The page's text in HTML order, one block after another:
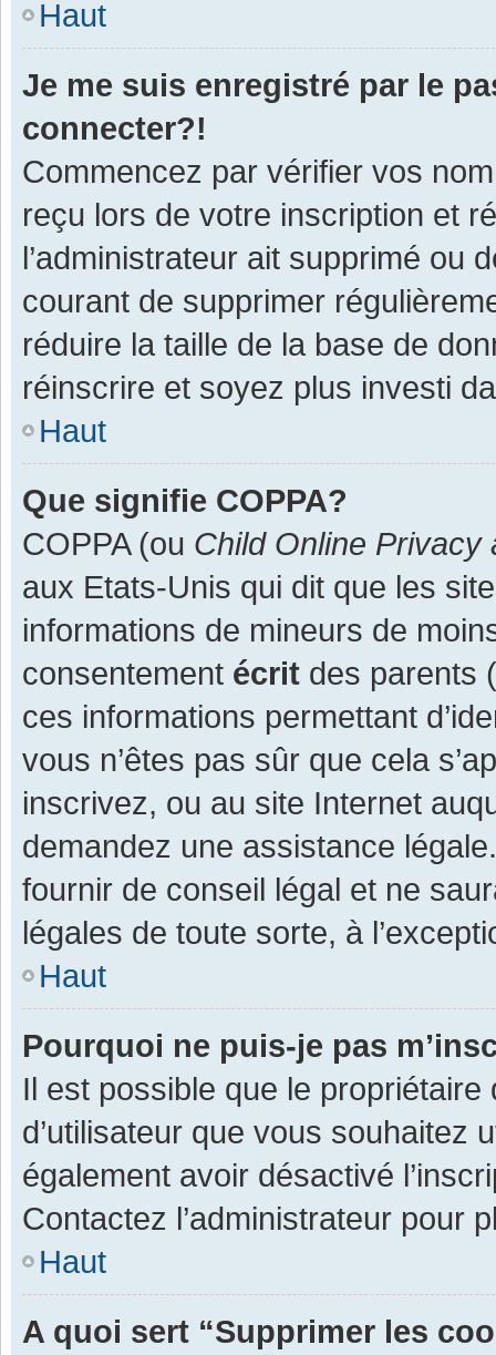
Haut
Je me suis enregistré par le
connecter?!
Commencez par vérifier vos
reçu lors de votre inscription et
l’administrateur ait supprimé ou
courant de supprimer
réduire la taille de la base de
réinscrire et soyez plus investi
Haut
Que signifie COPPA?
COPPA (ou Child Online Privacy
aux Etats-Unis qui dit que les
informations de mineurs de
consentement écrit des parents
ces informations permettant
vous n’êtes pas sûr que cela
inscrivez, ou au site Internet
demandez une assistance
fournir de conseil légal et ne
légales de toute sorte, à
Haut
Pourquoi ne puis-je pas
Il est possible que le
d’utilisateur que vous souhaitez
également avoir désactivé
Contactez l’administrateur pour
Haut
A quoi sert “Supprimer les